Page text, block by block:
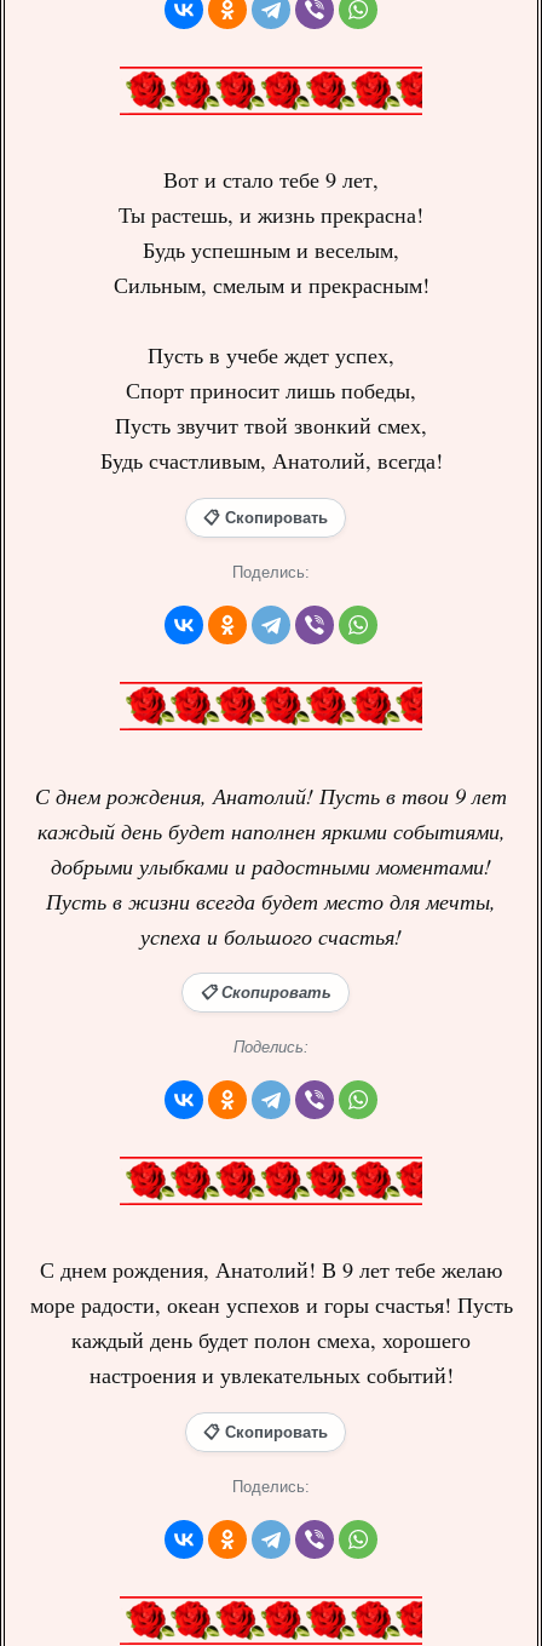
Вот и стало тебе 9 лет,
Ты растешь, и жизнь прекрасна!
Будь успешным и веселым,
Сильным, смелым и прекрасным!
Пусть в учебе ждет успех,
Спорт приносит лишь победы,
Пусть звучит твой звонкий смех,
Будь счастливым, Анатолий, всегда!
📋 Скопировать
Поделись:
С днем рождения, Анатолий! Пусть в твои 9 лет
каждый день будет наполнен яркими событиями,
добрыми улыбками и радостными моментами!
Пусть в жизни всегда будет место для мечты,
успеха и большого счастья!
📋 Скопировать
Поделись:
С днем рождения, Анатолий! В 9 лет тебе желаю
море радости, океан успехов и горы счастья! Пусть
каждый день будет полон смеха, хорошего
настроения и увлекательных событий!
📋 Скопировать
Поделись: